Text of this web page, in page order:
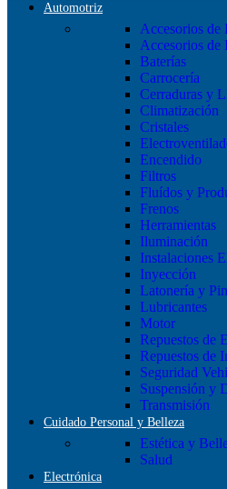
Automotriz
Accesorios de
Accesorios de
Baterías
Carrocería
Cerraduras y
Climatización
Cristales
Encendido
Filtros
Fluídos y
Frenos
Herramientas
Iluminación
Instalaciones
Inyección
Latonería y
Lubricantes
Motor
Repuestos de
Repuestos de
Seguridad
Suspensión y
Transmisión
Cuidado Personal y Belleza
Estética y
Salud
Electrónica